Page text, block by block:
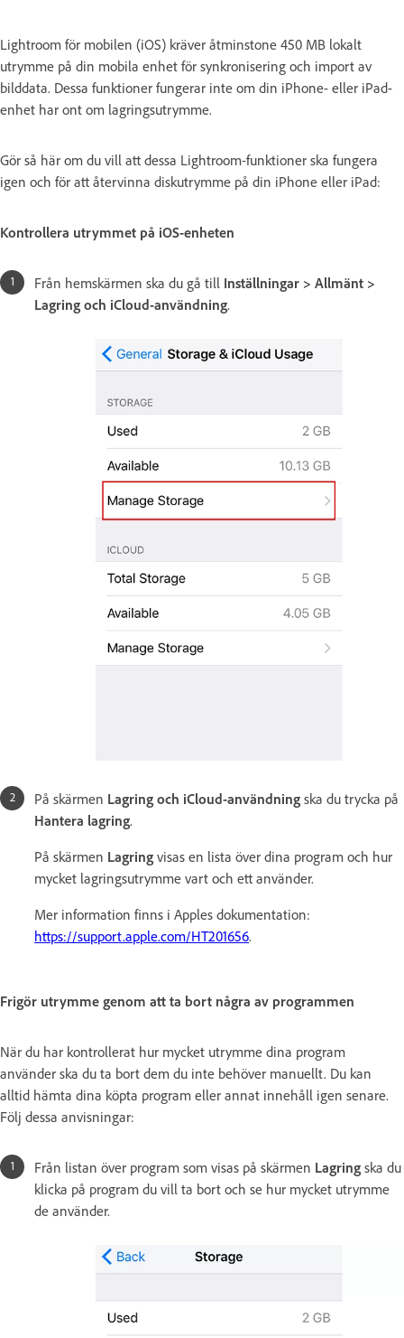
Lightroom för mobilen (iOS) kräver åtminstone 450 MB lokalt
utrymme på din mobila enhet för synkronisering och import av
bilddata. Dessa funktioner fungerar inte om din iPhone- eller iPad-
enhet har ont om lagringsutrymme.
Gör så här om du vill att dessa Lightroom-funktioner ska fungera
igen och för att återvinna diskutrymme på din iPhone eller iPad:
Kontrollera utrymmet på iOS-enheten
Från hemskärmen ska du gå till Inställningar > Allmänt >
Lagring och iCloud-användning.
På skärmen Lagring och iCloud-användning ska du trycka på
Hantera lagring.
På skärmen Lagring visas en lista över dina program och hur
mycket lagringsutrymme vart och ett använder.
Mer information finns i Apples dokumentation:
https://support.apple.com/HT201656.
Frigör utrymme genom att ta bort några av programmen
När du har kontrollerat hur mycket utrymme dina program
använder ska du ta bort dem du inte behöver manuellt. Du kan
alltid hämta dina köpta program eller annat innehåll igen senare.
Följ dessa anvisningar:
Från listan över program som visas på skärmen Lagring ska du
klicka på program du vill ta bort och se hur mycket utrymme
de använder.